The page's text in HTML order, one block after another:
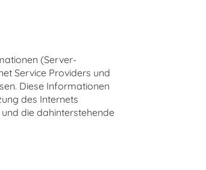
(Server-
Service Providers und
Diese Informationen
des Internets
die dahinterstehende